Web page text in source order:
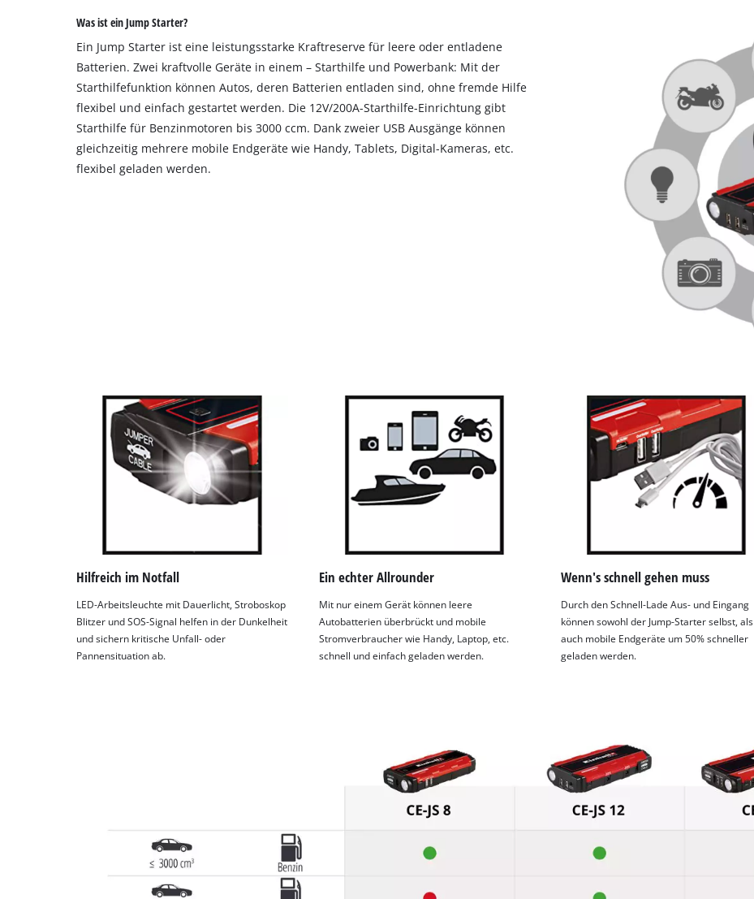
Was ist ein Jump Starter?
Ein Jump Starter ist eine leistungsstarke Kraftreserve für leere oder entladene
Batterien. Zwei kraftvolle Geräte in einem – Starthilfe und Powerbank: Mit der
Starthilfefunktion können Autos, deren Batterien entladen sind, ohne fremde Hilfe
flexibel und einfach gestartet werden. Die 12V/200A-Starthilfe-Einrichtung gibt
Starthilfe für Benzinmotoren bis 3000 ccm. Dank zweier USB Ausgänge können
gleichzeitig mehrere mobile Endgeräte wie Handy, Tablets, Digital-Kameras, etc.
flexibel geladen werden.
Hilfreich im Notfall
LED-Arbeitsleuchte mit Dauerlicht, Stroboskop
Blitzer und SOS-Signal helfen in der Dunkelheit
und sichern kritische Unfall- oder
Pannensituation ab.
Ein echter Allrounder
Mit nur einem Gerät können leere
Autobatterien überbrückt und mobile
Stromverbraucher wie Handy, Laptop, etc.
schnell und einfach geladen werden.
Wenn's schnell gehen muss
Durch den Schnell-Lade Aus- und Eingang
können sowohl der Jump-Starter selbst, als
auch mobile Endgeräte um 50% schneller
geladen werden.